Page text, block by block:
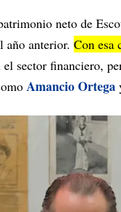
neto de
año anterior. Con esa
el sector financiero,
Amancio Ortega